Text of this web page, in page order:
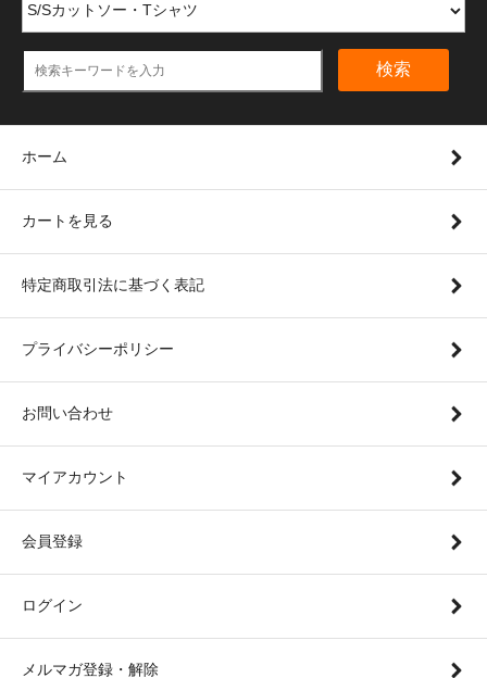
検索
ホーム
カートを見る
特定商取引法に基づく表記
プライバシーポリシー
お問い合わせ
マイアカウント
会員登録
ログイン
メルマガ登録・解除